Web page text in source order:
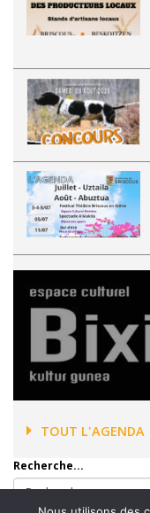
TOUT L'AGENDA
Recherche...